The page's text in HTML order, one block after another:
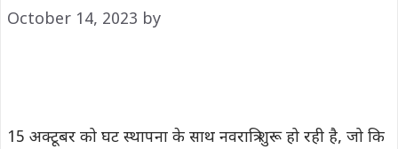
October 14, 2023 by
15 अक्टूबर को घट स्थापना के साथ नवरात्रि शुरू हो रही है, जो कि